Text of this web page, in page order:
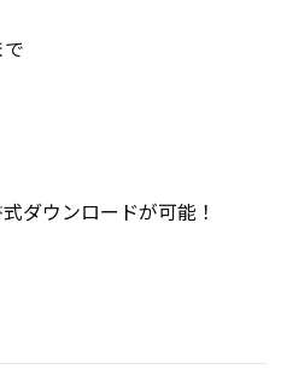
ダウンロードが可能！